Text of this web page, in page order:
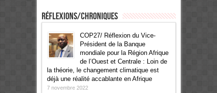
Réflexions/Chroniques
COP27/ Réflexion du Vice-
Président de la Banque
mondiale pour la Région Afrique
de l’Ouest et Centrale : Loin de
la théorie, le changement climatique est
déjà une réalité accablante en Afrique
7 novembre 2022